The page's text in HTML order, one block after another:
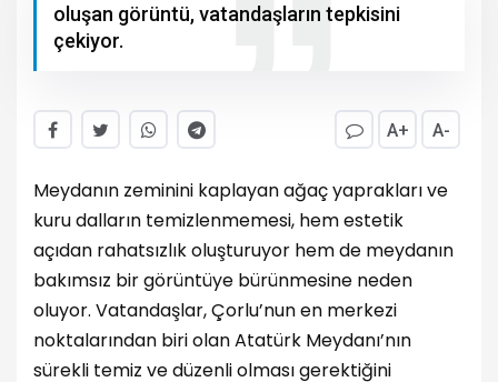
oluşan görüntü, vatandaşların tepkisini
çekiyor.
A+ A-
Meydanın zeminini kaplayan ağaç yaprakları ve
kuru dalların temizlenmemesi, hem estetik
açıdan rahatsızlık oluşturuyor hem de meydanın
bakımsız bir görüntüye bürünmesine neden
oluyor. Vatandaşlar, Çorlu’nun en merkezi
noktalarından biri olan Atatürk Meydanı’nın
sürekli temiz ve düzenli olması gerektiğini